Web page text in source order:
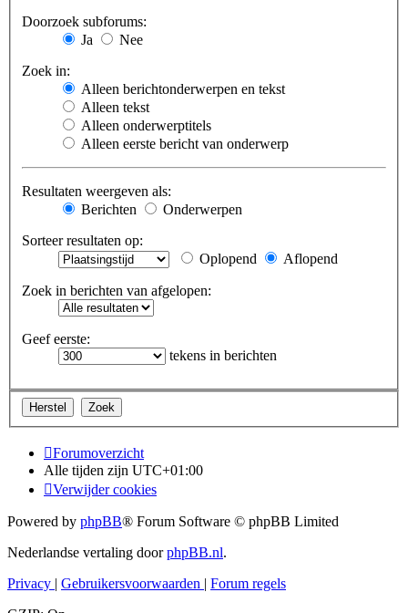
Doorzoek subforums:
Ja
Nee
Zoek in:
Alleen berichtonderwerpen en tekst
Alleen tekst
Alleen onderwerptitels
Alleen eerste bericht van onderwerp
Resultaten weergeven als:
Berichten
Onderwerpen
Sorteer resultaten op:
Oplopend
Aflopend
Zoek in berichten van afgelopen:
Geef eerste:
tekens in berichten
Forumoverzicht
Alle tijden zijn UTC+01:00
Verwijder cookies
Powered by phpBB® Forum Software © phpBB Limited
Nederlandse vertaling doorphpBB.nl.
Privacy | Gebruikersvoorwaarden | Forum regels